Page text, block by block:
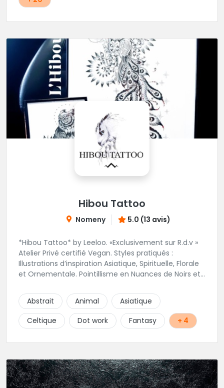
Hibou Tattoo
Nomeny 5.0 (13 avis)
*Hibou Tattoo* by Leeloo. «Exclusivement sur R.d.v »
Atelier Privé certifié Vegan. Styles pratiqués :
Illustrations d’inspiration Asiatique, Spirituelle, Florale
et Ornementale. Pointillisme en Nuances de Noirs et
de l’Atelier :
https://www.facebook.com/HibouTattoos
Abstrait Animal
Asiatique
Celtique
Dot work Fantasy + 4